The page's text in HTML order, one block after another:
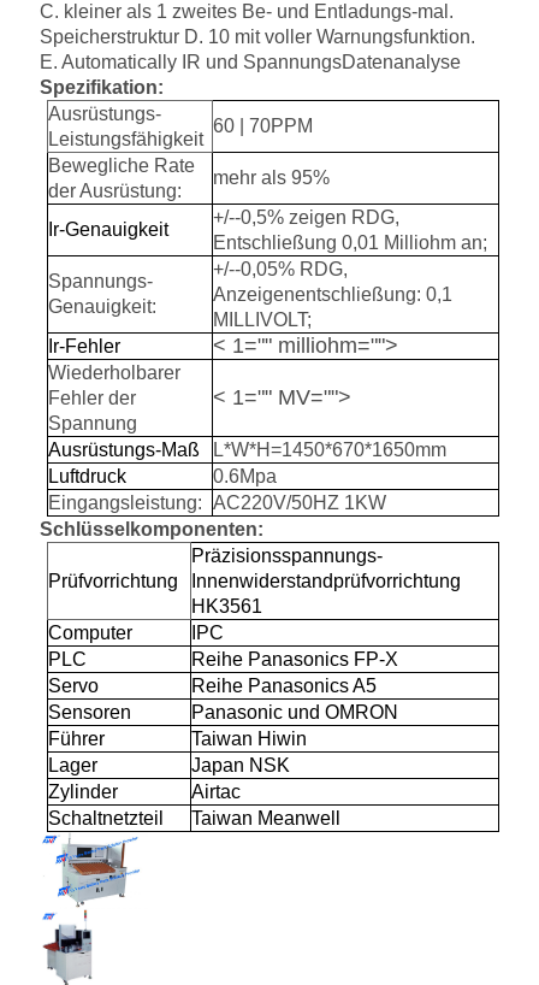
C. kleiner als 1 zweites Be- und Entladungs-mal.
Speicherstruktur D. 10 mit voller Warnungsfunktion.
E. Automatically IR und SpannungsDatenanalyse
Spezifikation:
Ausrüstungs-
Leistungsfähigkeit
60 | 70PPM
Bewegliche Rate
der Ausrüstung:
mehr als 95%
Ir-Genauigkeit
+/--0,5% zeigen RDG,
Entschließung 0,01 Milliohm an;
Spannungs-
Genauigkeit:
+/--0,05% RDG,
Anzeigenentschließung: 0,1
MILLIVOLT;
Ir-Fehler
< 1="" milliohm="">
Wiederholbarer
Fehler der
Spannung
< 1="" MV="">
Ausrüstungs-Maß
L*W*H=1450*670*1650mm
Luftdruck
0.6Mpa
Eingangsleistung: AC220V/50HZ 1KW
Schlüsselkomponenten:
Prüfvorrichtung
Präzisionsspannungs-
Innenwiderstandprüfvorrichtung
HK3561
Computer
IPC
PLC
Reihe Panasonics FP-X
Servo
Reihe Panasonics A5
Sensoren
Panasonic und OMRON
Führer
Taiwan Hiwin
Lager
Japan NSK
Zylinder
Airtac
Schaltnetzteil
Taiwan Meanwell